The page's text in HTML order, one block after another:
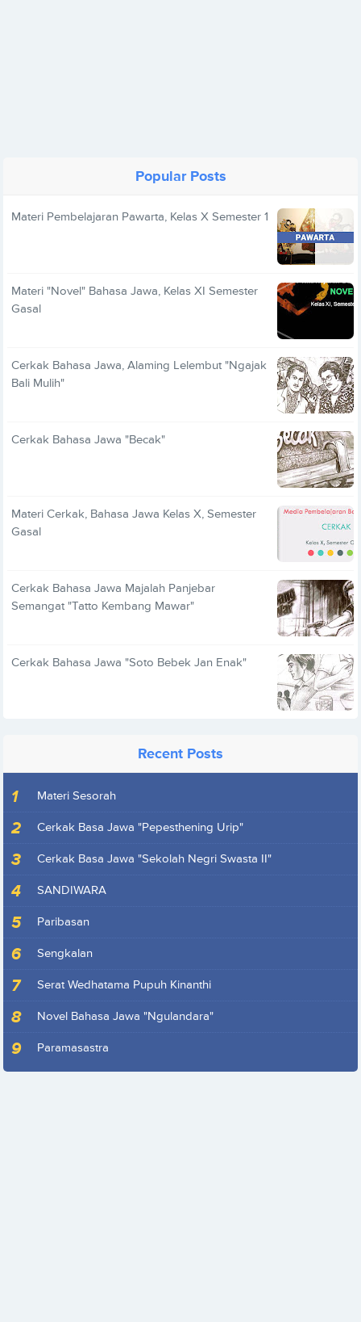
Popular Posts
Materi Pembelajaran Pawarta, Kelas X Semester 1
Materi "Novel" Bahasa Jawa, Kelas XI Semester
Gasal
Cerkak Bahasa Jawa, Alaming Lelembut "Ngajak
Bali Mulih"
Cerkak Bahasa Jawa "Becak"
Materi Cerkak, Bahasa Jawa Kelas X, Semester
Gasal
Cerkak Bahasa Jawa Majalah Panjebar
Semangat "Tatto Kembang Mawar"
Cerkak Bahasa Jawa "Soto Bebek Jan Enak"
Recent Posts
Materi Sesorah
Cerkak Basa Jawa "Pepesthening Urip"
Cerkak Basa Jawa "Sekolah Negri Swasta II"
SANDIWARA
Paribasan
Sengkalan
Serat Wedhatama Pupuh Kinanthi
Novel Bahasa Jawa "Ngulandara"
Paramasastra